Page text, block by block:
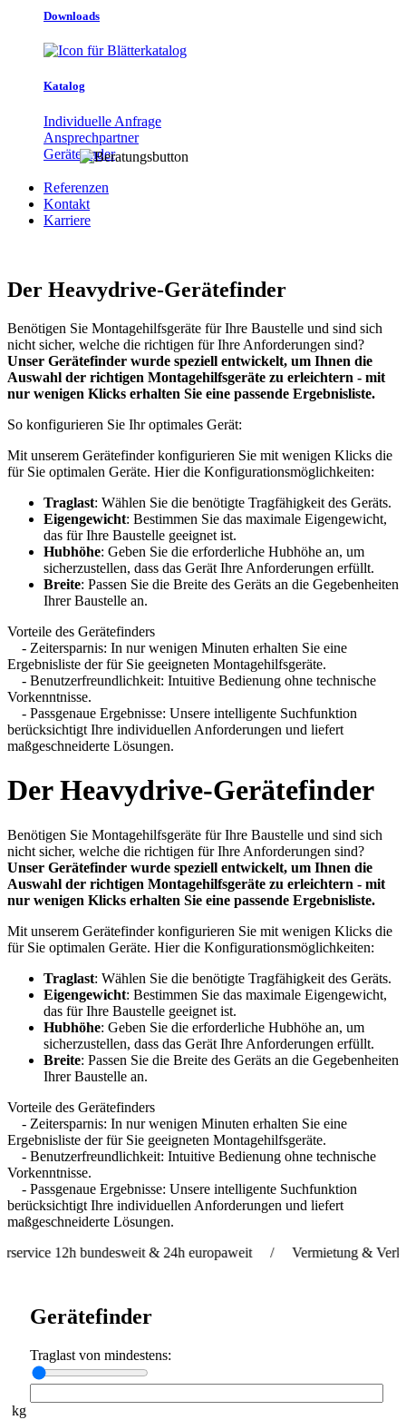
Downloads
Katalog
Individuelle Anfrage
Ansprechpartner
Gerätefinder
Referenzen
Kontakt
Karriere
Der Heavydrive-Gerätefinder
Benötigen Sie Montagehilfsgeräte für Ihre Baustelle und sind sich
nicht sicher, welche die richtigen für Ihre Anforderungen sind?
Unser Gerätefinder wurde speziell entwickelt, um Ihnen die
Auswahl der richtigen Montagehilfsgeräte zu erleichtern - mit
nur wenigen Klicks erhalten Sie eine passende Ergebnisliste.
So konfigurieren Sie Ihr optimales Gerät:
Mit unserem Gerätefinder konfigurieren Sie mit wenigen Klicks die
für Sie optimalen Geräte. Hier die Konfigurationsmöglichkeiten:
Traglast: Wählen Sie die benötigte Tragfähigkeit des Geräts.
Eigengewicht: Bestimmen Sie das maximale Eigengewicht,
das für Ihre Baustelle geeignet ist.
Hubhöhe: Geben Sie die erforderliche Hubhöhe an, um
sicherzustellen, dass das Gerät Ihre Anforderungen erfüllt.
Breite: Passen Sie die Breite des Geräts an die Gegebenheiten
Ihrer Baustelle an.
Vorteile des Gerätefinders
- Zeitersparnis: In nur wenigen Minuten erhalten Sie eine
Ergebnisliste der für Sie geeigneten Montagehilfsgeräte.
- Benutzerfreundlichkeit: Intuitive Bedienung ohne technische
Vorkenntnisse.
- Passgenaue Ergebnisse: Unsere intelligente Suchfunktion
berücksichtigt Ihre individuellen Anforderungen und liefert
maßgeschneiderte Lösungen.
Der Heavydrive-Gerätefinder
Benötigen Sie Montagehilfsgeräte für Ihre Baustelle und sind sich
nicht sicher, welche die richtigen für Ihre Anforderungen sind?
Unser Gerätefinder wurde speziell entwickelt, um Ihnen die
Auswahl der richtigen Montagehilfsgeräte zu erleichtern - mit
nur wenigen Klicks erhalten Sie eine passende Ergebnisliste.
Mit unserem Gerätefinder konfigurieren Sie mit wenigen Klicks die
für Sie optimalen Geräte. Hier die Konfigurationsmöglichkeiten:
Traglast: Wählen Sie die benötigte Tragfähigkeit des Geräts.
Eigengewicht: Bestimmen Sie das maximale Eigengewicht,
das für Ihre Baustelle geeignet ist.
Hubhöhe: Geben Sie die erforderliche Hubhöhe an, um
sicherzustellen, dass das Gerät Ihre Anforderungen erfüllt.
Breite: Passen Sie die Breite des Geräts an die Gegebenheiten
Ihrer Baustelle an.
Vorteile des Gerätefinders
- Zeitersparnis: In nur wenigen Minuten erhalten Sie eine
Ergebnisliste der für Sie geeigneten Montagehilfsgeräte.
- Benutzerfreundlichkeit: Intuitive Bedienung ohne technische
Vorkenntnisse.
- Passgenaue Ergebnisse: Unsere intelligente Suchfunktion
berücksichtigt Ihre individuellen Anforderungen und liefert
maßgeschneiderte Lösungen.
bundesweit & 24h europaweit / Vermietung & Verkauf
Gerätefinder
Traglast von mindestens:
kg